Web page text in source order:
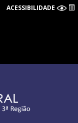
ACESSIBILIDADE